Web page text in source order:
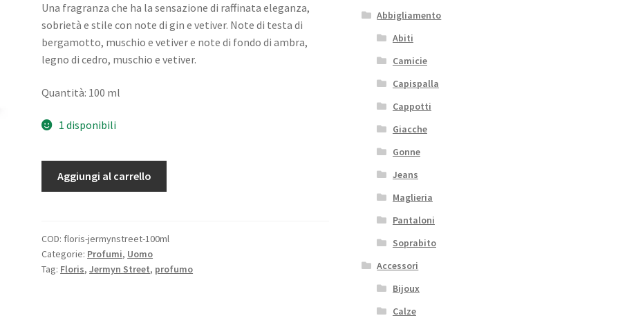
Una fragranza che ha la sensazione di raffinata eleganza,
sobrietà e stile con note di gin e vetiver. Note di testa di
bergamotto, muschio e vetiver e note di fondo di ambra,
legno di cedro, muschio e vetiver.
Quantità: 100 ml
1 disponibili
Aggiungi al carrello
COD: floris-jermynstreet-100ml
Categorie: Profumi, Uomo
Tag: Floris,Jermyn Street, profumo
Abbigliamento
Abiti
Camicie
Capispalla
Cappotti
Giacche
Gonne
Jeans
Maglieria
Pantaloni
Soprabito
Accessori
Bijoux
Calze